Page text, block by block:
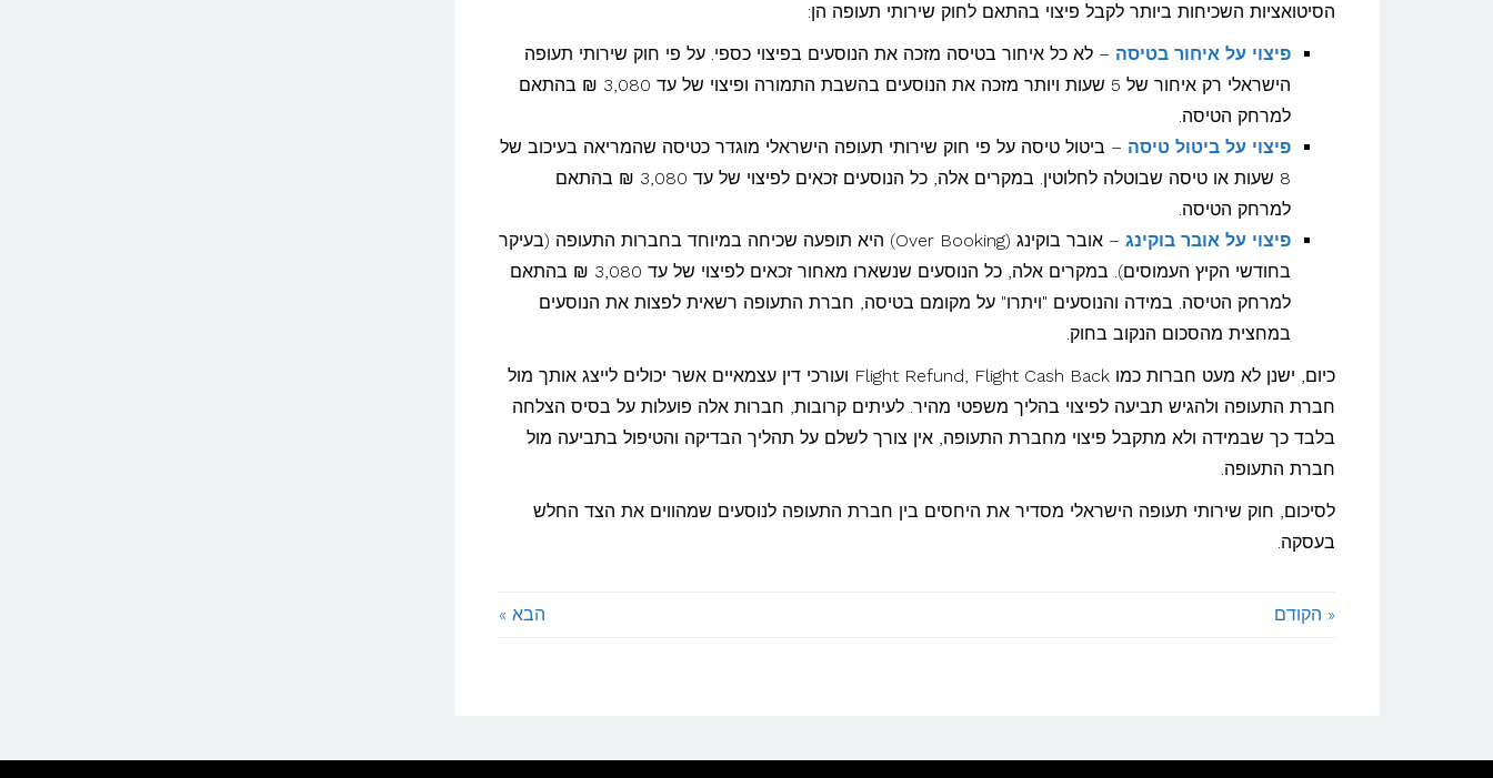
הסיטואציות השכיחות ביותר לקבל פיצוי בהתאם לחוק שירותי תעופה הן:
פיצוי על איחור בטיסה – לא כל איחור בטיסה מזכה את הנוסעים בפיצוי כספי. על פי חוק שירותי תעופה
הישראלי רק איחור של 5 שעות ויותר מזכה את הנוסעים בהשבת התמורה ופיצוי של עד 3,080 ₪ בהתאם
למרחק הטיסה.
פיצוי על ביטול טיסה – ביטול טיסה על פי חוק שירותי תעופה הישראלי מוגדר כטיסה שהמריאה בעיכוב של
8 שעות או טיסה שבוטלה לחלוטין. במקרים אלה, כל הנוסעים זכאים לפיצוי של עד 3,080 ₪ בהתאם
למרחק הטיסה.
פיצוי על אובר בוקינג
– אובר בוקינג (Over Booking) היא תופעה שכיחה במיוחד בחברות התעופה (בעיקר
בחודשי הקיץ העמוסים). במקרים אלה, כל הנוסעים שנשארו מאחור זכאים לפיצוי של עד 3,080 ₪ בהתאם
למרחק הטיסה. במידה והנוסעים "ויתרו" על מקומם בטיסה, חברת התעופה רשאית לפצות את הנוסעים
במחצית מהסכום הנקוב בחוק.
כיום, ישנן לא מעט חברות כמו Flight Refund, Flight Cash Back ועורכי דין עצמאיים אשר יכולים לייצג אותך מול
חברת התעופה ולהגיש תביעה לפיצוי בהליך משפטי מהיר. לעיתים קרובות, חברות אלה פועלות על בסיס הצלחה
בלבד כך שבמידה ולא מתקבל פיצוי מחברת התעופה, אין צורך לשלם על תהליך הבדיקה והטיפול בתביעה מול
חברת התעופה.
לסיכום, חוק שירותי תעופה הישראלי מסדיר את היחסים בין חברת התעופה לנוסעים שמהווים את הצד החלש
בעסקה.
« הקודם הבא »